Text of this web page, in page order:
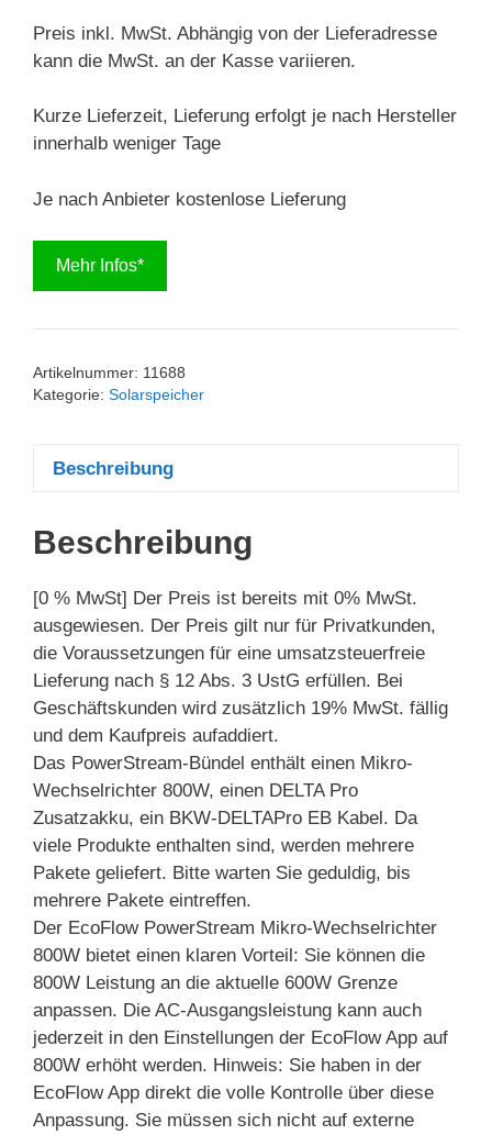
Preis inkl. MwSt. Abhängig von der Lieferadresse
kann die MwSt. an der Kasse variieren.
Kurze Lieferzeit, Lieferung erfolgt je nach Hersteller
innerhalb weniger Tage
Je nach Anbieter kostenlose Lieferung
Mehr Infos*
Artikelnummer: 11688
Kategorie: Solarspeicher
Beschreibung
Beschreibung
[0 % MwSt] Der Preis ist bereits mit 0% MwSt.
ausgewiesen. Der Preis gilt nur für Privatkunden,
die Voraussetzungen für eine umsatzsteuerfreie
Lieferung nach § 12 Abs. 3 UstG erfüllen. Bei
Geschäftskunden wird zusätzlich 19% MwSt. fällig
und dem Kaufpreis aufaddiert.
Das PowerStream-Bündel enthält einen Mikro-
Wechselrichter 800W, einen DELTA Pro
Zusatzakku, ein BKW-DELTAPro EB Kabel. Da
viele Produkte enthalten sind, werden mehrere
Pakete geliefert. Bitte warten Sie geduldig, bis
mehrere Pakete eintreffen.
Der EcoFlow PowerStream Mikro-Wechselrichter
800W bietet einen klaren Vorteil: Sie können die
800W Leistung an die aktuelle 600W Grenze
anpassen. Die AC-Ausgangsleistung kann auch
jederzeit in den Einstellungen der EcoFlow App auf
800W erhöht werden. Hinweis: Sie haben in der
EcoFlow App direkt die volle Kontrolle über diese
Anpassung. Sie müssen sich nicht auf externe